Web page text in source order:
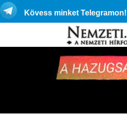
Kövess minket Telegramon!